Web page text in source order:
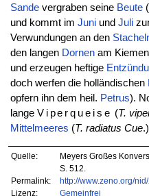
Sandevergraben seine Beute
und kommt im Juniund Juli
Verwundungen an den
den langen Dornenam
und erzeugen heftige
doch werfen die holländischen
opfern ihn dem heil. Petrus).
lange Viperqueise (T.
Mittelmeeres (T. radiatus Cue
Quelle:
Meyers Großes
S. 512.
Permalink:
http://www.zeno.org/
Lizenz:
Gemeinfrei